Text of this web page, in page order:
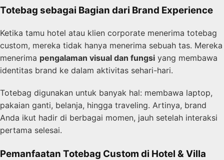
Totebag sebagai Bagian dari Brand Experience
Ketika tamu hotel atau klien corporate menerima totebag
custom, mereka tidak hanya menerima sebuah tas. Mereka
menerima pengalaman visual dan fungsi yang membawa
identitas brand ke dalam aktivitas sehari-hari.
Totebag digunakan untuk banyak hal: membawa laptop,
pakaian ganti, belanja, hingga traveling. Artinya, brand
Anda ikut hadir di berbagai momen, jauh setelah interaksi
pertama selesai.
Pemanfaatan Totebag Custom di Hotel & Villa